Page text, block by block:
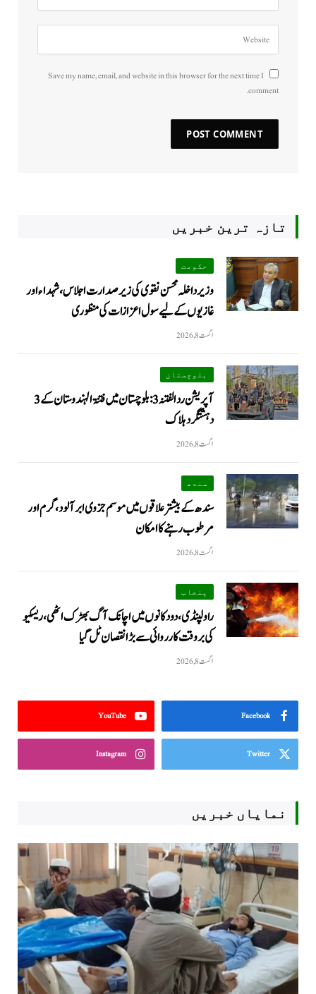
Save my name, email, and website in this browser for the next time I
comment.
تازہ ترین خبریں
حکومت
وزیرداخلہ محسن نقوی کی زیر صدارت اجلاس، شہداء اور
غازیوں کے لیے سول اعزازات کی منظوری
اگست 8, 2026
بلوچستان
آپریشن رد الفتنہ 3: بلوچستان میں فتنۃ الہندوستان کے 3
دہشتگرد ہلاک
اگست 8, 2026
سندھ
سندھ کے بیشتر علاقوں میں موسم جزوی ابر آلود، گرم اور
مرطوب رہنے کا امکان
اگست 8, 2026
پنجاب
راولپنڈی، دو دکانوں میں اچانک آگ بھڑک اٹھی، ریسکیو
کی بروقت کارروائی سے بڑا نقصان ٹل گیا
اگست 8, 2026
Facebook
YouTube
Twitter
Instagram
نمایاں خبریں